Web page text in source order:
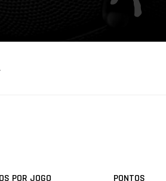
POR JOGO PONTOS